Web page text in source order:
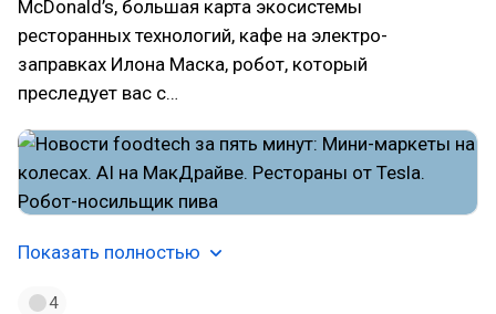
McDonald’s, большая карта экосистемы
ресторанных технологий, кафе на электро-
заправках Илона Маска, робот, который
преследует вас с…
Показать полностью
4